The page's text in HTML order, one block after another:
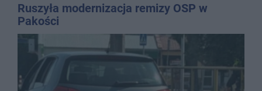
Ruszyła modernizacja remizy OSP w
Pakości